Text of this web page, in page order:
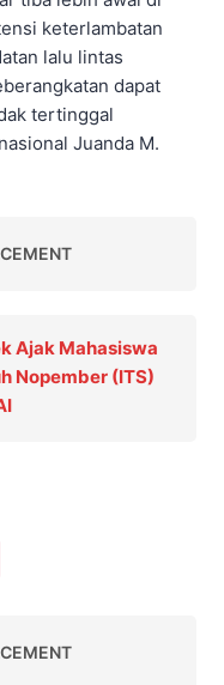
keterlambatan
lalu lintas
dapat
tertinggal
Juanda M.
Ajak Mahasiswa
Nopember (ITS)